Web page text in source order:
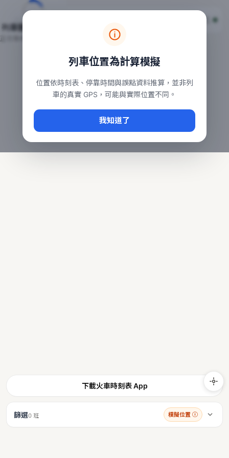
台鐵列車即時位置地圖
本頁顯示目前全台鐵運行中的列車位置，涵蓋自強、普悠瑪、
常用查詢：
、台中車站即時動態
台鐵即時動態
下載火車時刻表 App
篩選0 班 模擬位置 ⓘ
列車位置為計算模擬
位置依時刻表、停靠時間與誤點資料推算，並非列
車的真實 GPS，可能與實際位置不同。
我知道了
列車動態載入中…